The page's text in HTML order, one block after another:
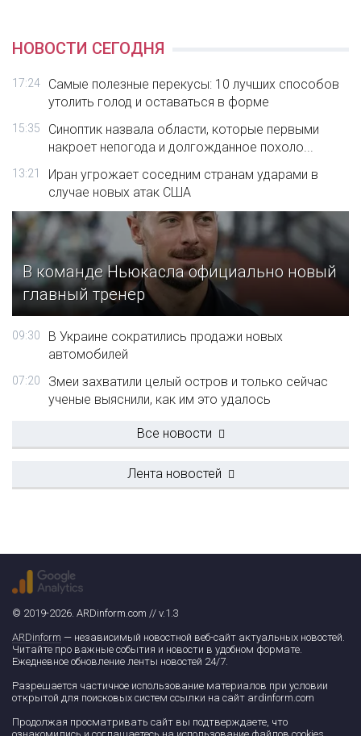
НОВОСТИ СЕГОДНЯ
17:24
Самые полезные перекусы: 10 лучших способов
утолить голод и оставаться в форме
15:35
Синоптик назвала области, которые первыми
накроет непогода и долгожданное похоло...
13:21
Иран угрожает соседним странам ударами в
случае новых атак США
В команде Ньюкасла официально новый
главный тренер
09:30
В Украине сократились продажи новых
автомобилей
07:20
Змеи захватили целый остров и только сейчас
ученые выяснили, как им это удалось
Все новости
Лента новостей
© 2019-2026. ARDinform.com // v.1.3
ARDinform — независимый новостной веб-сайт актуальных новостей.
Читайте про важные события и новости в удобном формате.
Ежедневное обновление ленты новостей 24/7.
Разрешается частичное использование материалов при условии
открытой для поисковых систем ссылки на сайт ardinform.com
Продолжая просматривать сайт вы подтверждаете, что